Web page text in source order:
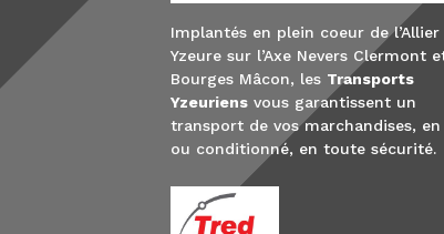
Implantés en plein coeur de l’Allier
Yzeure sur l’Axe Nevers Clermont
Bourges Mâcon, les Transports
Yzeuriens vous garantissent un
transport de vos marchandises, en
ou conditionné, en toute sécurité.